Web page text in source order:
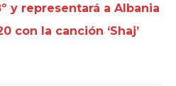
y representará a Albania
con la canción ‘Shaj’